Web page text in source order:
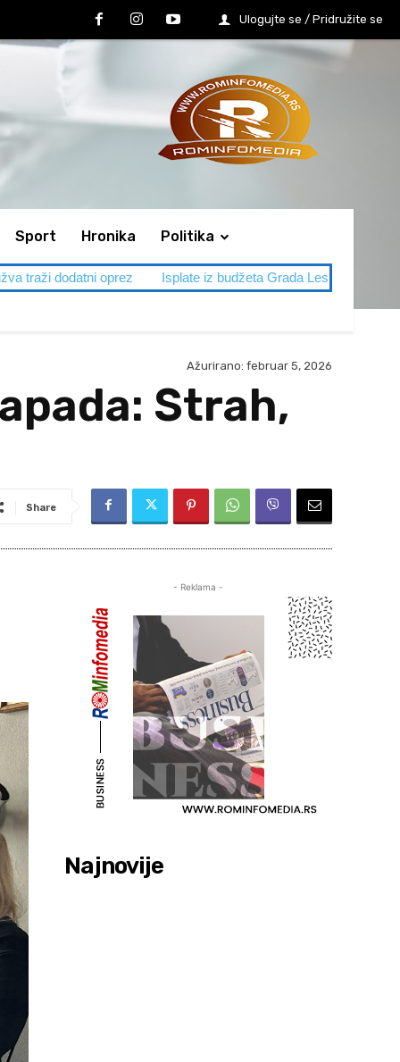
Ulogujte se / Pridružite se
Sport Hronika Politika
Isplate iz budžeta Grada Leskovca SVADBA IM
Ažurirano: februar 5, 2026
Strah,
Share
- Reklama -
Najnovije